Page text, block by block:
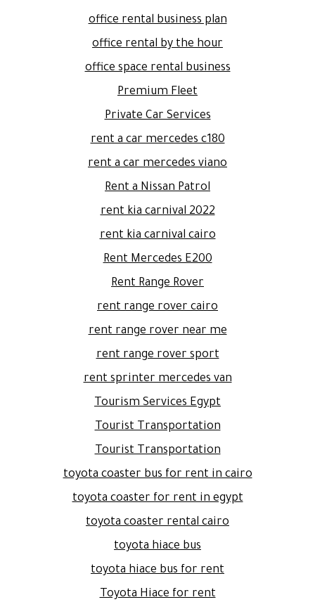
office rental business plan
office rental by the hour
office space rental business
Premium Fleet
Private Car Services
rent a car mercedes c180
rent a car mercedes viano
Rent a Nissan Patrol
rent kia carnival 2022
rent kia carnival cairo
Rent Mercedes E200
Rent Range Rover
rent range rover cairo
rent range rover near me
rent range rover sport
rent sprinter mercedes van
Tourism Services Egypt
Tourist Transportation
Tourist Transportation
toyota coaster bus for rent in cairo
toyota coaster for rent in egypt
toyota coaster rental cairo
toyota hiace bus
toyota hiace bus for rent
Toyota Hiace for rent